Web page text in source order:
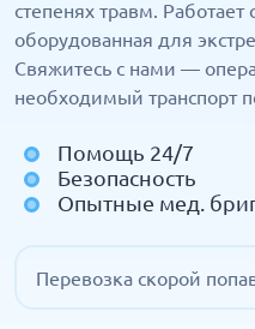
степенях травм.
оборудованная для
Свяжитесь с нами —
необходимый транспорт
Помощь 24/7
Безопасность
Опытные мед.
Перевозка скорой